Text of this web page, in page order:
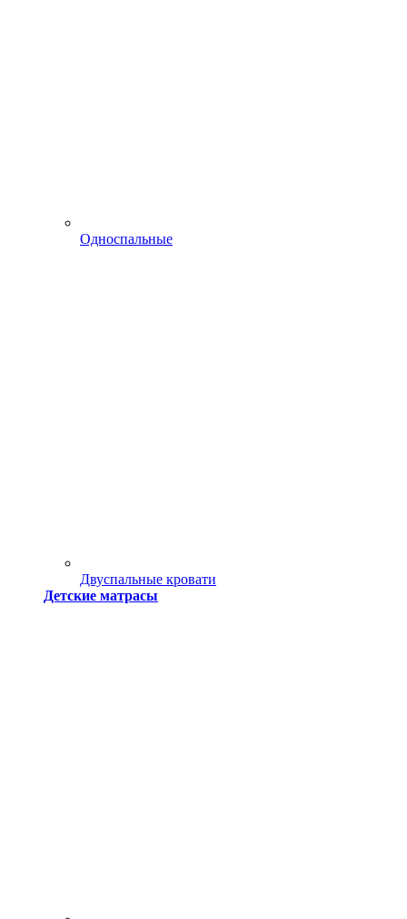
Односпальные
Двуспальные кровати
Детские матрасы